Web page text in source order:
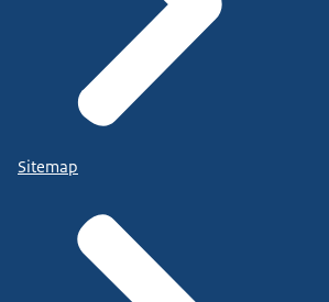
Sitemap